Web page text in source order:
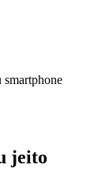
smartphone
jeito